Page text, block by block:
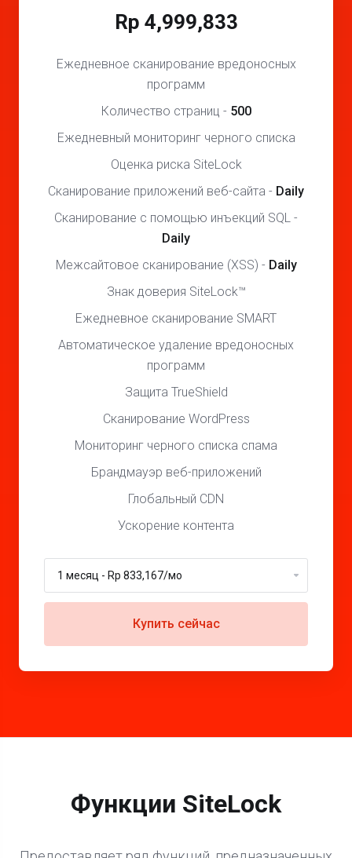
Rp 4,999,833
Ежедневное сканирование вредоносных
программ
Количество страниц - 500
Ежедневный мониторинг черного списка
Оценка риска SiteLock
Сканирование приложений веб-сайта - Daily
Сканирование с помощью инъекций SQL -
Daily
Межсайтовое сканирование (XSS) - Daily
Знак доверия SiteLock™
Ежедневное сканирование SMART
Автоматическое удаление вредоносных
программ
Защита TrueShield
Сканирование WordPress
Мониторинг черного списка спама
Брандмауэр веб-приложений
Глобальный CDN
Ускорение контента
Купить сейчас
Функции SiteLock